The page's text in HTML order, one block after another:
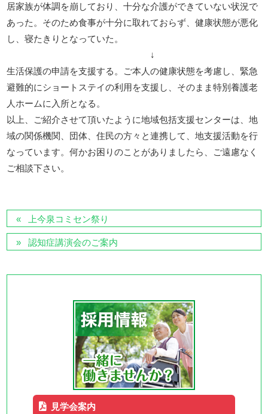
居家族が体調を崩しており、十分な介護ができていない状況で
あった。そのため食事が十分に取れておらず、健康状態が悪化
し、寝たきりとなっていた。
↓
生活保護の申請を支援する。ご本人の健康状態を考慮し、緊急
避難的にショートステイの利用を支援し、そのまま特別養護老
人ホームに入所となる。
以上、ご紹介させて頂いたように地域包括支援センターは、地
域の関係機関、団体、住民の方々と連携して、地支援活動を行
なっています。何かお困りのことがありましたら、ご遠慮なく
ご相談下さい。
上今泉コミセン祭り
認知症講演会のご案内
見学会案内